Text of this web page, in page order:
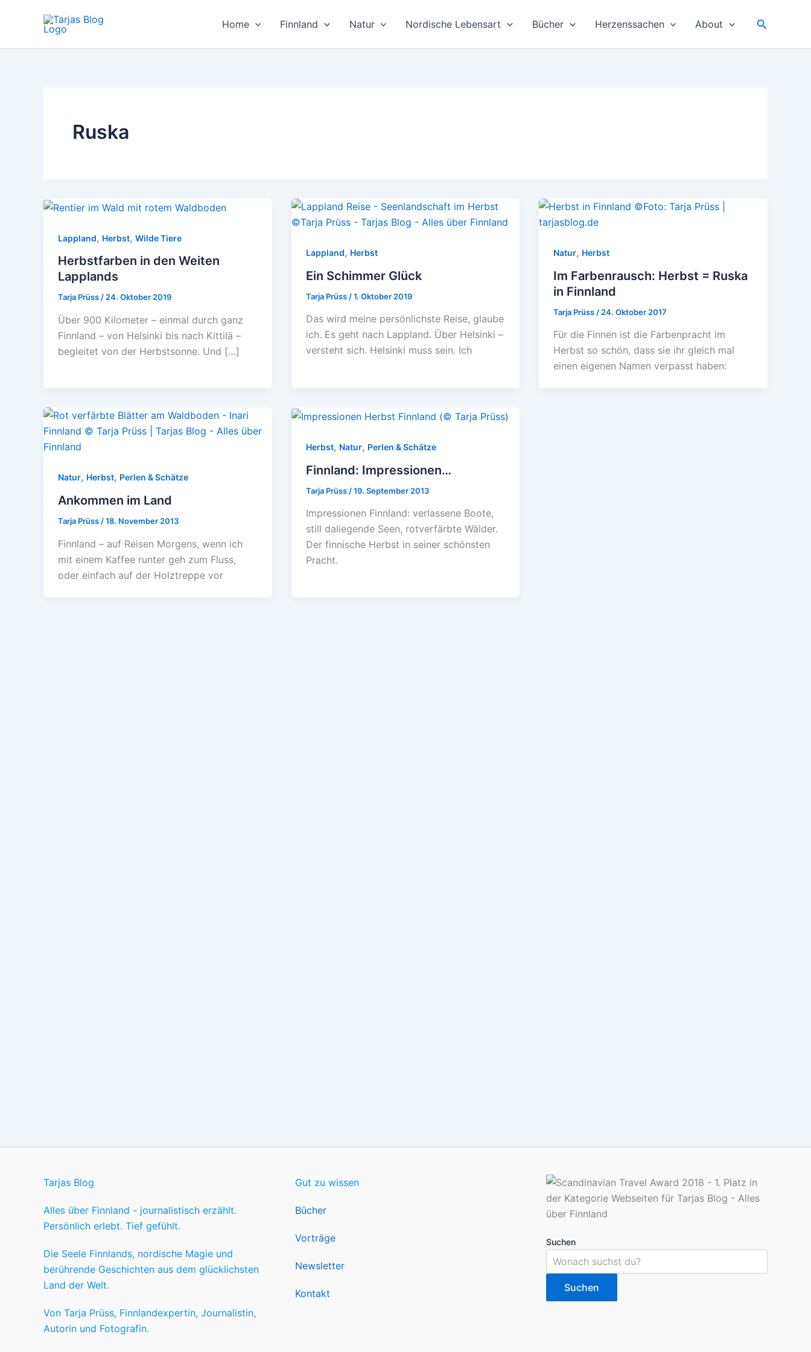
Home Finnland Natur Nordische Lebensart Bücher Herzenssachen About Suchen
Ruska
Lappland, Herbst, Wilde Tiere
Herbstfarben in den Weiten
Lapplands
Tarja Prüss/24. Oktober 2019
Über 900 Kilometer – einmal durch ganz
Finnland – von Helsinki bis nach Kittilä –
begleitet von der Herbstsonne. Und […]
Lappland, Herbst
Ein Schimmer Glück
Tarja Prüss /1. Oktober 2019
Das wird meine persönlichste Reise, glaube
ich. Es geht nach Lappland. Über Helsinki –
versteht sich. Helsinki muss sein. Ich
Natur, Herbst
Im Farbenrausch: Herbst = Ruska
in Finnland
Tarja Prüss / 24. Oktober 2017
Für die Finnen ist die Farbenpracht im
Herbst so schön, dass sie ihr gleich mal
einen eigenen Namen verpasst haben:
Natur, Herbst, Perlen & Schätze
Ankommen im Land
Tarja Prüss /18. November 2013
Finnland – auf Reisen Morgens, wenn ich
mit einem Kaffee runter geh zum Fluss,
oder einfach auf der Holztreppe vor
Herbst, Natur, Perlen & Schätze
Finnland: Impressionen…
Tarja Prüss /19. September 2013
Impressionen Finnland: verlassene Boote,
still daliegende Seen, rotverfärbte Wälder.
Der finnische Herbst in seiner schönsten
Pracht.
Tarjas Blog
Alles über Finnland - journalistisch erzählt.
Persönlich erlebt. Tief gefühlt.
Die Seele Finnlands, nordische Magie und
berührende Geschichten aus dem glücklichsten
Land der Welt.
Von Tarja Prüss, Finnlandexpertin, Journalistin,
Autorin und Fotografin.
Gut zu wissen
Bücher
Vorträge
Newsletter
Kontakt
Suchen
Suchen